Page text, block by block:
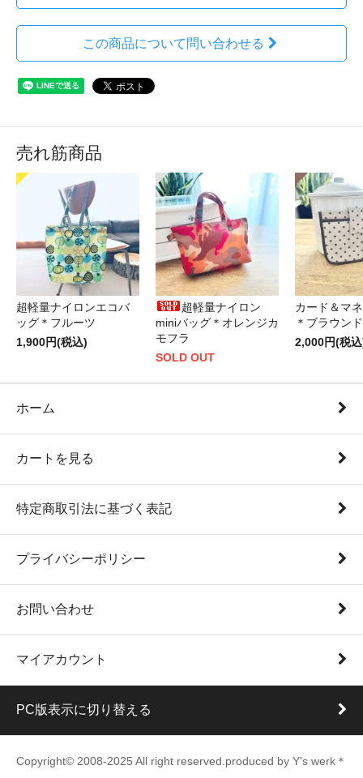
この商品について問い合わせる
売れ筋商品
超軽量ナイロンエコバ
ッグ＊フルーツ
1,900円(税込)
超軽量ナイロン
miniバッグ＊オレンジカ
モフラ
SOLD OUT
カード＆マ
＊ブラウン
2,000円(税
ホーム
カートを見る
特定商取引法に基づく表記
プライバシーポリシー
お問い合わせ
マイアカウント
PC版表示に切り替える
Copyright© 2008-2025 All right reserved.produced by Y's werk＊